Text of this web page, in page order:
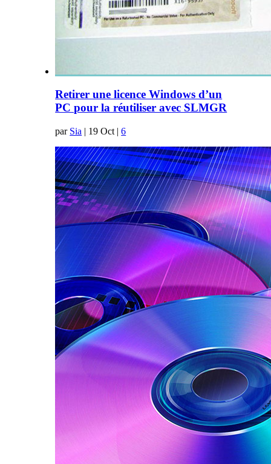
Retirer une licence Windows d’un
PC pour la réutiliser avec SLMGR
par Sia | 19 Oct |6